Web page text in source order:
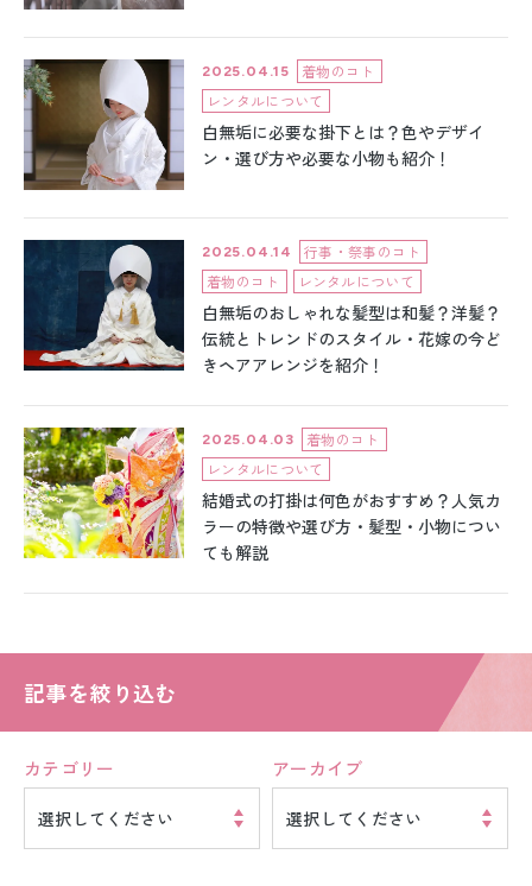
ジュニア洋装レンタル
ベビー洋装レンタル
紋付袴レンタル
留袖レンタル
男性礼装レンタル
スーツレンタル
色打掛&紋付袴レンタル
白無垢&紋付袴レンタル
引き振袖レンタル
小物販売品
2025.04.15
着物のコト
レンタルについて
白無垢に必要な掛下とは？色やデザイ
ン・選び方や必要な小物も紹介！
2025.04.14
行事・祭事のコト
着物のコト
レンタルについて
白無垢のおしゃれな髪型は和髪？洋髪？
伝統とトレンドのスタイル・花嫁の今ど
きヘアアレンジを紹介！
2025.04.03
着物のコト
レンタルについて
結婚式の打掛は何色がおすすめ？人気カ
ラーの特徴や選び方・髪型・小物につい
ても解説
記事を絞り込む
カテゴリー
選択してください
アーカイブ
選択してください